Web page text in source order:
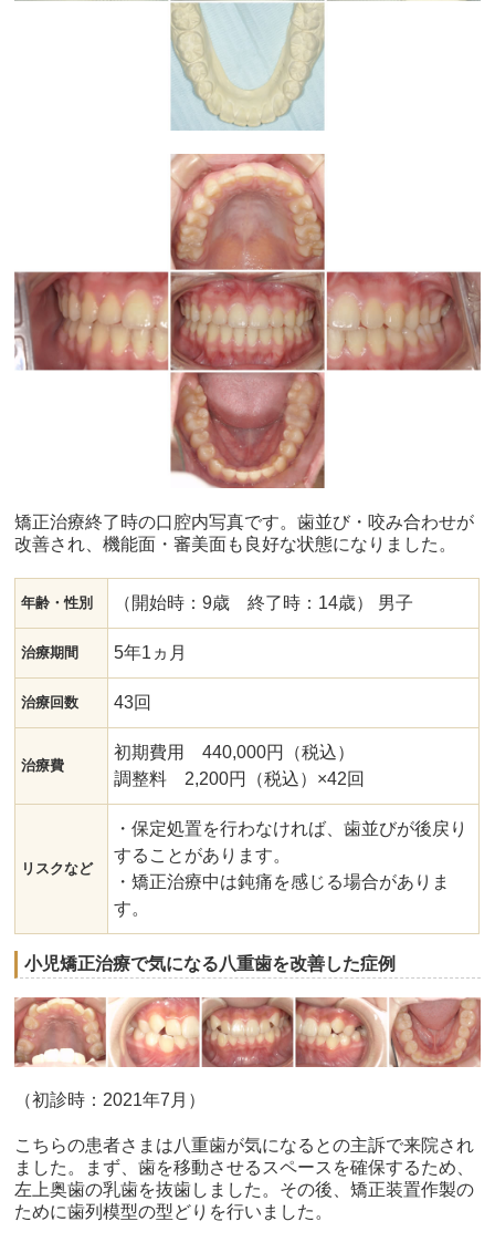
矯正治療終了時の口腔内写真です。歯並び・咬み合わせが
改善され、機能面・審美面も良好な状態になりました。
年齢・性別 （開始時：9歳 終了時：14歳） 男子
治療期間 5年1ヵ月
治療回数 43回
治療費
初期費用 440,000円（税込）
調整料 2,200円（税込）×42回
リスクなど
・保定処置を行わなければ、歯並びが後戻り
することがあります。
・矯正治療中は鈍痛を感じる場合がありま
す。
小児矯正治療で気になる八重歯を改善した症例
（初診時：2021年7月）
こちらの患者さまは八重歯が気になるとの主訴で来院され
ました。まず、歯を移動させるスペースを確保するため、
左上奥歯の乳歯を抜歯しました。その後、矯正装置作製の
ために歯列模型の型どりを行いました。